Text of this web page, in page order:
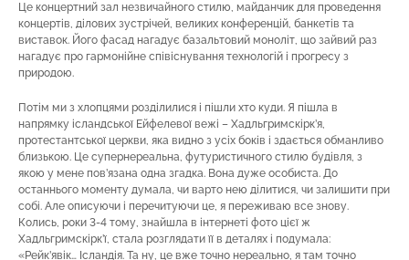
Це концертний зал незвичайного стилю, майданчик для проведення
концертів, ділових зустрічей, великих конференцій, банкетів та
виставок. Його фасад нагадує базальтовий моноліт, що зайвий раз
нагадує про гармонійне співіснування технологій і прогресу з
природою.
Потім ми з хлопцями розділилися і пішли хто куди. Я пішла в
напрямку ісландської Ейфелевої вежі – Хадльгримскірк’я,
протестантської церкви, яка видно з усіх боків і здається обманливо
близькою. Це супернереальна, футуристичного стилю будівля, з
якою у мене пов’язана одна згадка. Вона дуже особиста. До
останнього моменту думала, чи варто нею ділитися, чи залишити при
собі. Але описуючи і перечитуючи це, я переживаю все знову.
Колись, роки 3-4 тому, знайшла в інтернеті фото цієї ж
Хадльгримскірк’ї, стала розглядати її в деталях і подумала:
«Рейк’явік… Ісландія. Та ну, це вже точно нереально, я там точно